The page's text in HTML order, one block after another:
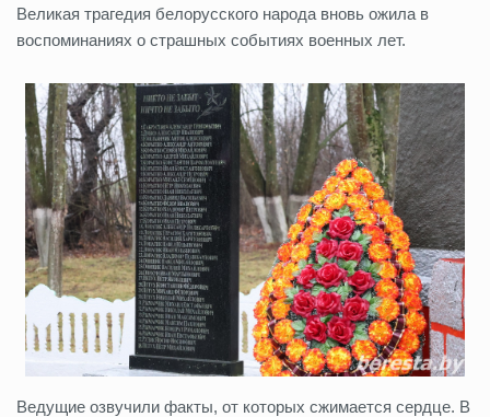
Великая трагедия белорусского народа вновь ожила в
воспоминаниях о страшных событиях военных лет.
Ведущие озвучили факты, от которых сжимается сердце. В